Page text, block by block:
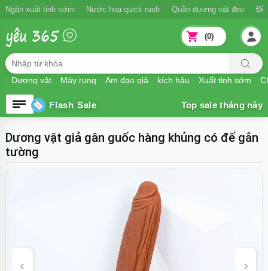
Ngăn xuất tinh sớm Nước hoa quick rush Quần dương vật đeo Đồ
Dương vật Máy rung Âm đạo giả kích hậu Xuất tinh sớm
(0)
Flash Sale
Dương vật giả gân guốc hàng khủng có đế gắn
tường